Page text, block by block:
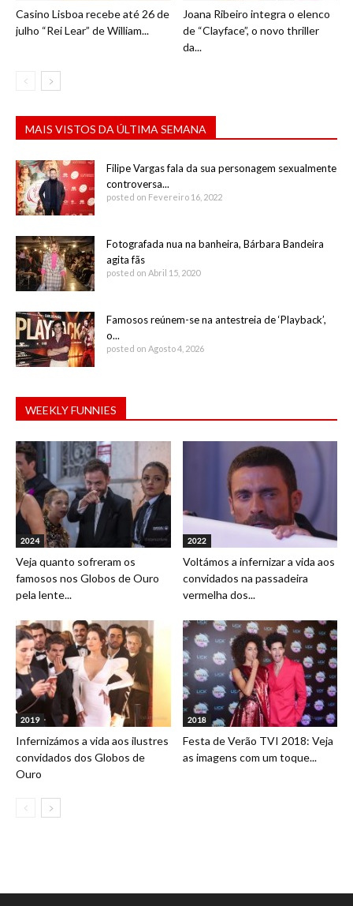
Casino Lisboa recebe até 26 de
julho “Rei Lear” de William...
Joana Ribeiro integra o elenco
de “Clayface”, o novo thriller
da...
MAIS VISTOS DA ÚLTIMA SEMANA
Filipe Vargas fala da sua personagem sexualmente
controversa...
posted on Fevereiro 16, 2022
Fotografada nua na banheira, Bárbara Bandeira
agita fãs
posted on Abril 15, 2020
Famosos reúnem-se na antestreia de ‘Playback’,
o...
posted on Agosto 4, 2026
WEEKLY FUNNIES
2024
Veja quanto sofreram os
famosos nos Globos de Ouro
pela lente...
2022
Voltámos a infernizar a vida aos
convidados na passadeira
vermelha dos...
2019
Infernizámos a vida aos ilustres
convidados dos Globos de
Ouro
2018
Festa de Verão TVI 2018: Veja
as imagens com um toque...